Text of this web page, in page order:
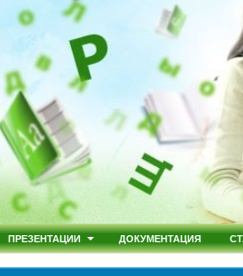
ПРЕЗЕНТАЦИИ ДОКУМЕНТАЦИЯ